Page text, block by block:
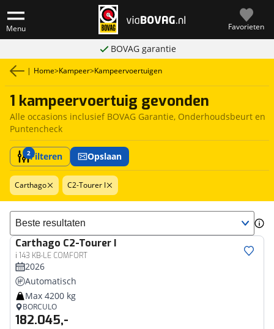
Menu Favorieten
BOVAG garantie
| Home>Kampeer>Kampeervoertuigen
1 kampeervoertuig gevonden
Alle occasions inclusief BOVAG Garantie, Onderhoudsbeurt en
Puntencheck
2Filteren Opslaan
Carthago C2-Tourer I
Sorteer resultaten
Carthago C2-Tourer I
i 143 KB-LE COMFORT
2026
Automatisch
Max 4200 kg
BORCULO
182.045,-